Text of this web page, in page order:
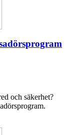
och säkerhet?